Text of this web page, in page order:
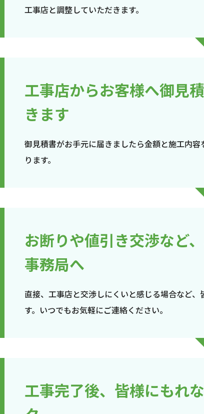
工事店と調整していただきます。
工事店からお客様へ御見
きます
御見積書がお手元に届きましたら金額と施工内
ります。
お断りや値引き交渉など
事務局へ
直接、工事店と交渉しにくいと感じる場合など
す。いつでもお気軽にご連絡ください。
工事完了後、皆様にもれ